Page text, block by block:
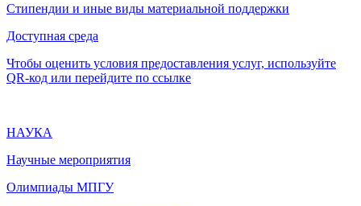
Стипендии и иные виды материальной поддержки
Доступная среда
Чтобы оценить условия предоставления услуг, используйте
QR-код или перейдите по ссылке
НАУКА
Научные мероприятия
Олимпиады МПГУ